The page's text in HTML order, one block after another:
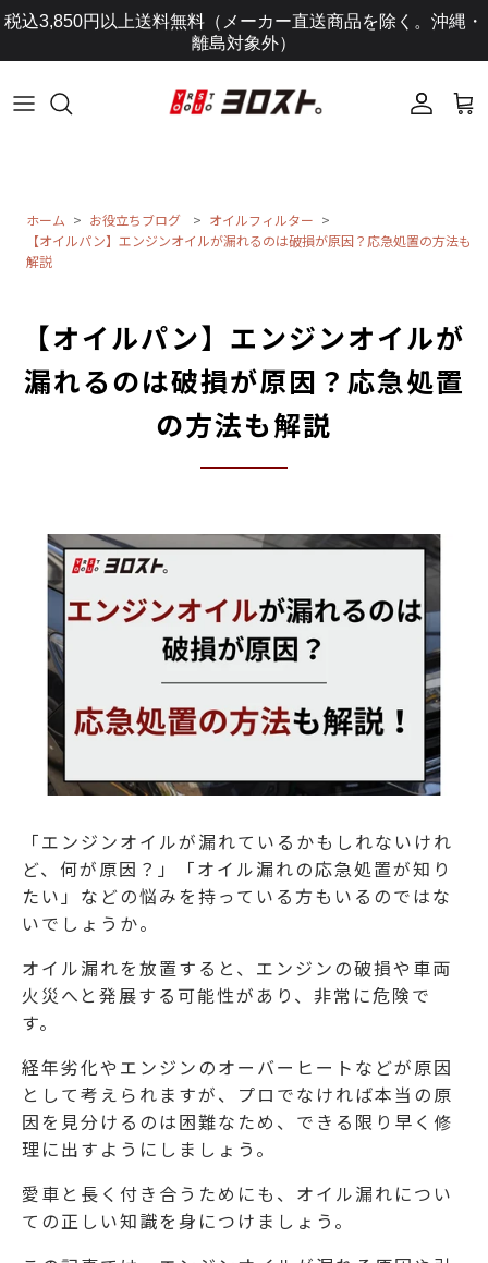
コ
テ
ツ
税込3,850円以上送料無料（メーカー直送商品を除く。沖縄・
離島対象外）
ホーム お役立ちブログ
オイルフィルター
【オイルパン】エンジンオイルが漏れるのは破損が原因？応急処置の方法も
解説
【オイルパン】エンジンオイルが
漏れるのは破損が原因？応急処置
の方法も解説
「エンジンオイルが漏れているかもしれないけれ
ど、何が原因？」「オイル漏れの応急処置が知り
たい」などの悩みを持っている方もいるのではな
いでしょうか。
オイル漏れを放置すると、エンジンの破損や車両
火災へと発展する可能性があり、非常に危険で
す。
経年劣化やエンジンのオーバーヒートなどが原因
として考えられますが、プロでなければ本当の原
因を見分けるのは困難なため、できる限り早く修
理に出すようにしましょう。
愛車と長く付き合うためにも、オイル漏れについ
ての正しい知識を身につけましょう。